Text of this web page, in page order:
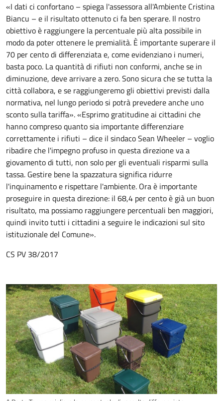
«I dati ci confortano – spiega l'assessora all'Ambiente Cristina
Biancu – e il risultato ottenuto ci fa ben sperare. Il nostro
obiettivo è raggiungere la percentuale più alta possibile in
modo da poter ottenere le premialità. È importante superare il
70 per centodi differenziatae, come evidenziano i numeri,
basta poco. La quantità di rifiuti non conformi, anche se in
diminuzione, deve arrivare a zero. Sono sicura che se tutta la
città collabora, e se raggiungeremo gli obiettivi previsti dalla
normativa, nel lungo periodo si potrà prevedere anche uno
sconto sulla tariffa».«Esprimo gratitudine ai cittadini che
hanno compreso quanto sia importante differenziare
correttamente i rifiuti – dice il sindaco Sean Wheeler – voglio
ribadire che l'impegno profuso in questa direzione va a
giovamento di tutti, non solo per gli eventuali risparmi sulla
tassa. Gestire bene la spazzatura significa ridurre
l'inquinamentoe rispettare l'ambiente. Ora è importante
proseguire in questa direzione: il 68,4 per cento è già un buon
risultato, ma possiamo raggiungere percentuali ben maggiori,
quindi invito tutti i cittadini a seguire le indicazioni sul sito
istituzionale del Comune».
CS PV 38/2017